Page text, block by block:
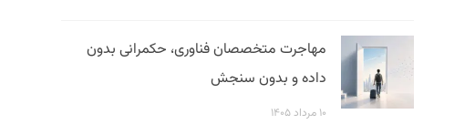
مهاجرت متخصصان فناوری، حکمرانی بدون
داده و بدون سنجش
۱۰ مرداد ۱۴۰۵